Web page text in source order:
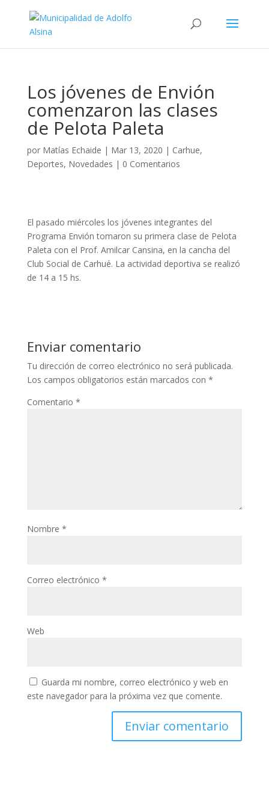
Los jóvenes de Envión
comenzaron las clases
de Pelota Paleta
por Matías Echaide | Mar 13, 2020 | Carhue,
Deportes, Novedades | 0 Comentarios
El pasado miércoles los jóvenes integrantes del
Programa Envión tomaron su primera clase de Pelota
Paleta con el Prof. Amilcar Cansina, en la cancha del
Club Social de Carhué. La actividad deportiva se realizó
de 14 a 15 hs.
Enviar comentario
Tu dirección de correo electrónico no será publicada.
Los campos obligatorios están marcados con *
Comentario *
Nombre *
Correo electrónico *
Web
Guarda mi nombre, correo electrónico y web en
este navegador para la próxima vez que comente.